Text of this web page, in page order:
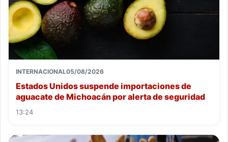
INTERNACIONAL05/08/2026
Estados Unidos suspende importaciones de
aguacate de Michoacán por alerta de seguridad
13:24